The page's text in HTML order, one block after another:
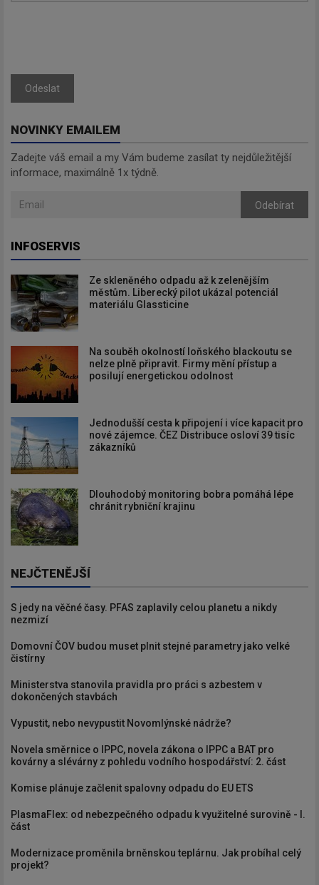
Odeslat
NOVINKY EMAILEM
Zadejte váš email a my Vám budeme zasílat ty nejdůležitější
informace, maximálně 1x týdně.
Odebírat
INFOSERVIS
Ze skleněného odpadu až k zelenějším
městům. Liberecký pilot ukázal potenciál
materiálu Glassticine
Na souběh okolností loňského blackoutu se
nelze plně připravit. Firmy mění přístup a
posilují energetickou odolnost
Jednodušší cesta k připojení i více kapacit pro
nové zájemce. ČEZ Distribuce osloví 39 tisíc
zákazníků
Dlouhodobý monitoring bobra pomáhá lépe
chránit rybniční krajinu
NEJČTENĚJŠÍ
S jedy na věčné časy. PFAS zaplavily celou planetu a nikdy
nezmizí
Domovní ČOV budou muset plnit stejné parametry jako velké
čistírny
Ministerstva stanovila pravidla pro práci s azbestem v
dokončených stavbách
Vypustit, nebo nevypustit Novomlýnské nádrže?
Novela směrnice o IPPC, novela zákona o IPPC a BAT pro
kovárny a slévárny z pohledu vodního hospodářství: 2. část
Komise plánuje začlenit spalovny odpadu do EU ETS
PlasmaFlex: od nebezpečného odpadu k využitelné surovině - I.
část
Modernizace proměnila brněnskou teplárnu. Jak probíhal celý
projekt?